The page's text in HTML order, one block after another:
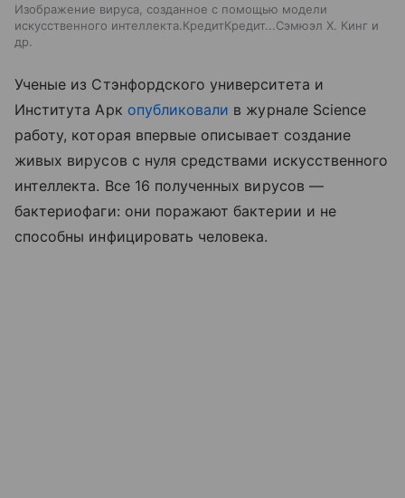
Изображение вируса, созданное с помощью модели
искусственного интеллекта.КредитКредит...Сэмюэл Х. Кинг и
др.
Ученые из Стэнфордского университета и
Института Арк опубликовали в журнале Science
работу, которая впервые описывает создание
живых вирусов с нуля средствами искусственного
интеллекта. Все 16 полученных вирусов —
бактериофаги: они поражают бактерии и не
способны инфицировать человека.